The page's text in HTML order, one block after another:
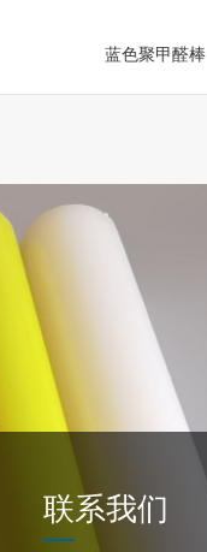
蓝色聚甲醛棒
联系我们